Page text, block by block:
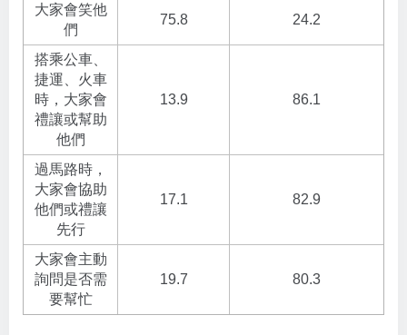
大家會笑他
們
75.8 24.2
搭乘公車、
捷運、火車
時，大家會
禮讓或幫助
他們
13.9 86.1
過馬路時，
大家會協助
他們或禮讓
先行
17.1 82.9
大家會主動
詢問是否需
要幫忙
19.7 80.3